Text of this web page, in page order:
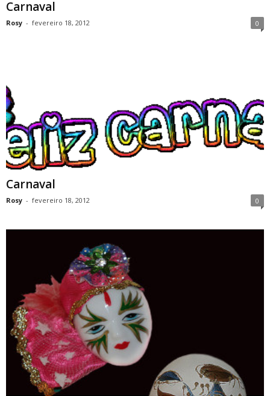
Carnaval
Rosy - fevereiro 18, 2012 0
Carnaval
Rosy - fevereiro 18, 2012 0